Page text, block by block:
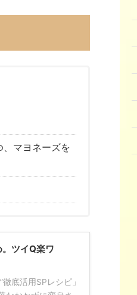
マヨネーズを
。ツイQ楽ワ
底活用SPレシピ」